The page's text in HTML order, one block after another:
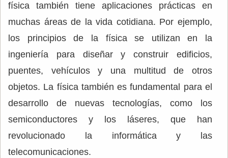
física también tiene aplicaciones prácticas en
muchas áreas de la vida cotidiana. Por ejemplo,
los principios de la física se utilizan en la
ingeniería para diseñar y construir edificios,
puentes, vehículos y una multitud de otros
objetos. La física también es fundamental para el
desarrollo de nuevas tecnologías, como los
semiconductores y los láseres, que han
revolucionado la informática y las
telecomunicaciones.